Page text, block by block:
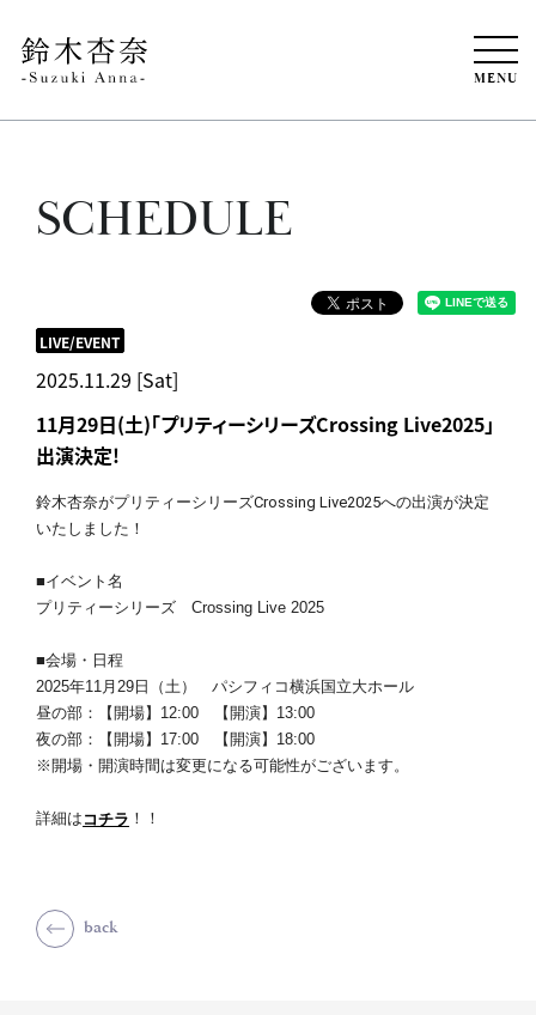
MENU
SCHEDULE
2025.11.29 [Sat]
LIVE/EVENT
11月29日(土)「プリティーシリーズCrossing Live2025」
出演決定!
鈴木杏奈がプリティーシリーズCrossing Live2025への出演が決定
いたしました！
■イベント名
プリティーシリーズ Crossing Live 2025
■会場・日程
2025年11月29日（土） パシフィコ横浜国立大ホール
昼の部：【開場】12:00 【開演】13:00
夜の部：【開場】17:00 【開演】18:00
※開場・開演時間は変更になる可能性がございます。
詳細は コチラ ！！
back